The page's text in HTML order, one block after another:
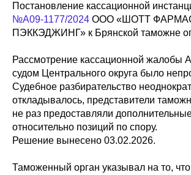
Постановление кассационной
№А09-1177/2024 ООО «ШОТТ
ПЭККЭДЖИНГ» к Брянской таможне
Рассмотрение кассационной жалобы
судом Центрального округа было
Судебное разбирательство
откладывалось, представители
не раз предоставляли
относительно позиций по спору.
Решение вынесено 03.02.2026.
Таможенный орган указывал на то,